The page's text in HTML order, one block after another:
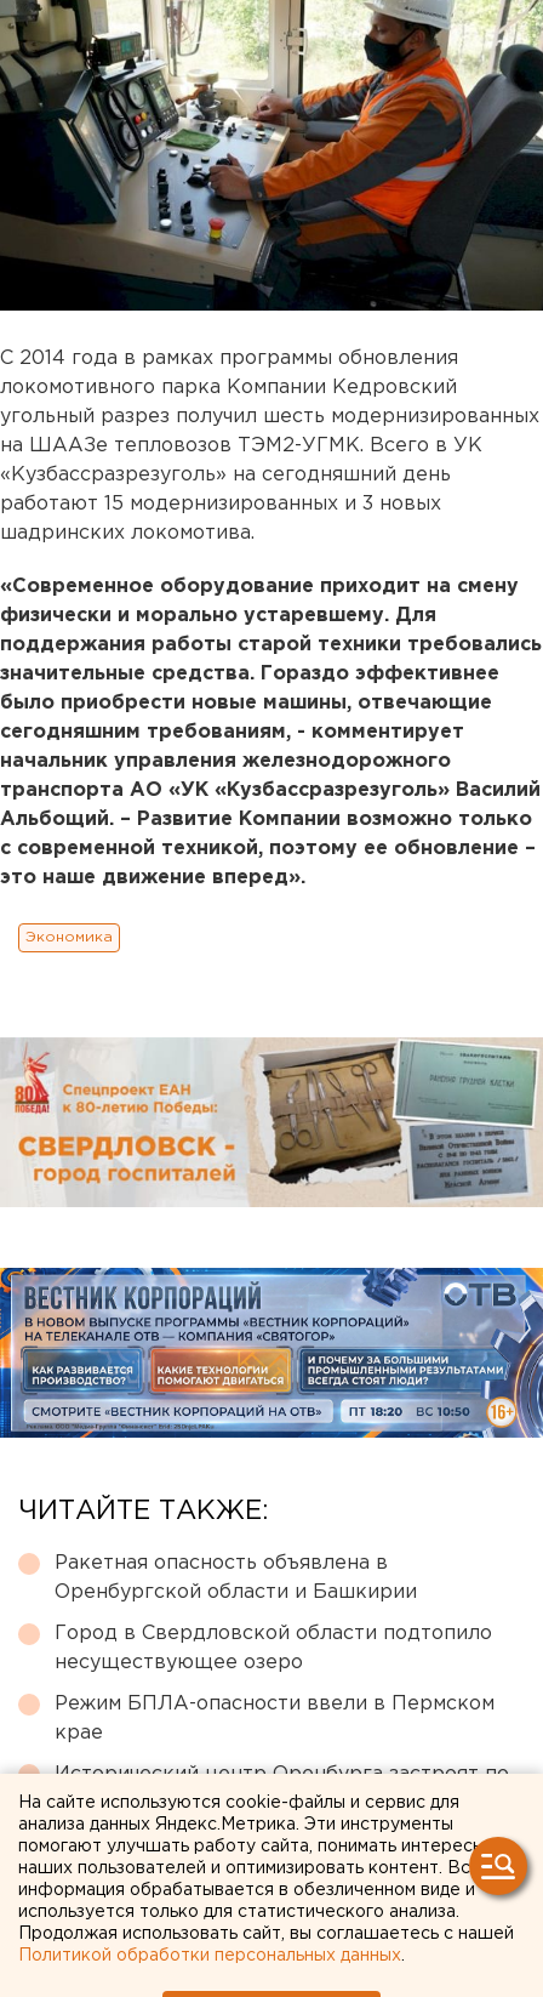
С 2014 года в рамках программы обновления
локомотивного парка Компании Кедровский
угольный разрез получил шесть модернизированных
на ШААЗе тепловозов ТЭМ2-УГМК. Всего в УК
«Кузбассразрезуголь» на сегодняшний день
работают 15 модернизированных и 3 новых
шадринских локомотива.
«Современное оборудование приходит на смену
физически и морально устаревшему. Для
поддержания работы старой техники требовались
значительные средства. Гораздо эффективнее
было приобрести новые машины, отвечающие
сегодняшним требованиям, - комментирует
начальник управления железнодорожного
транспорта АО «УК «Кузбассразрезуголь» Василий
Альбощий. – Развитие Компании возможно только
с современной техникой, поэтому ее обновление –
это наше движение вперед».
Экономика
ЧИТАЙТЕ ТАКЖЕ:
Ракетная опасность объявлена в
Оренбургской области и Башкирии
Город в Свердловской области подтопило
несуществующее озеро
Режим БПЛА-опасности ввели в Пермском
крае
Исторический центр Оренбурга застроят по
КРТ, а история с небоскребами — на паузе
Путин назначил нового командующего
войсками ЦВО
← НОВОСТИ
На сайте используются cookie-файлы и сервис для
анализа данных Яндекс.Метрика. Эти инструменты
помогают улучшать работу сайта, понимать интересы
наших пользователей и оптимизировать контент. Вся
информация обрабатывается в обезличенном виде и
используется только для статистического анализа.
Продолжая использовать сайт, вы соглашаетесь с нашей
Политикой обработки персональных данных